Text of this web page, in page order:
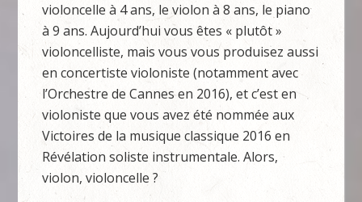
violoncelle à 4 ans, le violon à 8 ans, le piano
à 9 ans. Aujourd’hui vous êtes « plutôt »
violoncelliste, mais vous vous produisez aussi
en concertiste violoniste (notamment avec
l’Orchestre de Cannes en 2016), et c’est en
violoniste que vous avez été nommée aux
Victoires de la musique classique 2016 en
Révélation soliste instrumentale. Alors,
violon, violoncelle ?